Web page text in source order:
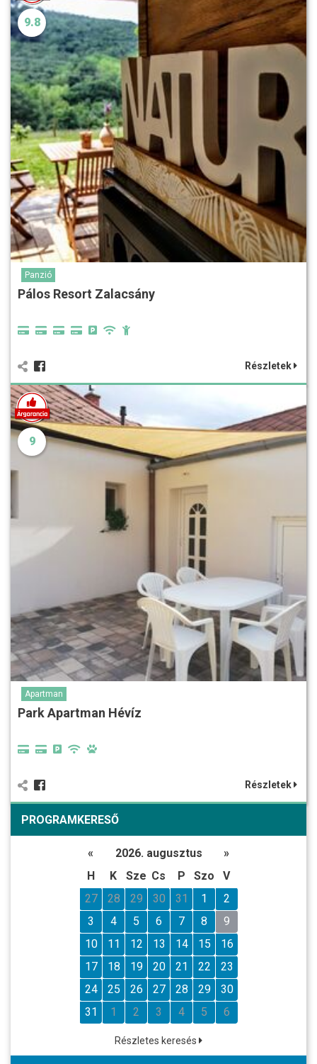
9.8
Panzió
Pálos Resort Zalacsány
Részletek
9
Apartman
Park Apartman Hévíz
Részletek
PROGRAMKERESŐ
« 2026. augusztus
»
H
K Sze Cs P Szo
V
27
28 29 30 31 1
2
3
4 5 6 7 8
9
10
11 12 13 14 15
16
17
18 19 20 21 22
23
24
25 26 27 28 29
30
31
1 2 3 4 5 6
Részletes keresés